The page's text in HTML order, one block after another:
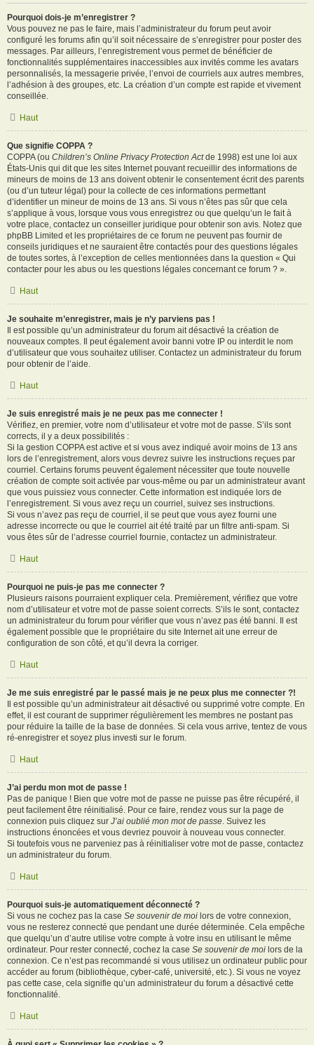
Pourquoi dois-je m’enregistrer ?
Vous pouvez ne pas le faire, mais l’administrateur du forum peut avoir
configuré les forums afin qu’il soit nécessaire de s’enregistrer pour poster des
messages. Par ailleurs, l’enregistrement vous permet de bénéficier de
fonctionnalités supplémentaires inaccessibles aux invités comme les avatars
personnalisés, la messagerie privée, l’envoi de courriels aux autres membres,
l’adhésion à des groupes, etc. La création d’un compte est rapide et vivement
conseillée.
Haut
Que signifie COPPA ?
COPPA (ou Children’s Online Privacy Protection Actde 1998) est une loi aux
États-Unis qui dit que les sites Internet pouvant recueillir des informations de
mineurs de moins de 13 ans doivent obtenir le consentement écrit des parents
(ou d’un tuteur légal) pour la collecte de ces informations permettant
d’identifier un mineur de moins de 13 ans. Si vous n’êtes pas sûr que cela
s’applique à vous, lorsque vous vous enregistrez ou que quelqu’un le fait à
votre place, contactez un conseiller juridique pour obtenir son avis. Notez que
phpBB Limited et les propriétaires de ce forum ne peuvent pas fournir de
conseils juridiques et ne sauraient être contactés pour des questions légales
de toutes sortes, à l’exception de celles mentionnées dans la question « Qui
contacter pour les abus ou les questions légales concernant ce forum ? ».
Haut
Je souhaite m’enregistrer, mais je n’y parviens pas !
Il est possible qu’un administrateur du forum ait désactivé la création de
nouveaux comptes. Il peut également avoir banni votre IP ou interdit le nom
d’utilisateur que vous souhaitez utiliser. Contactez un administrateur du forum
pour obtenir de l’aide.
Haut
Je suis enregistré mais je ne peux pas me connecter !
Vérifiez, en premier, votre nom d’utilisateur et votre mot de passe. S’ils sont
corrects, il y a deux possibilités :
Si la gestion COPPA est active et si vous avez indiqué avoir moins de 13 ans
lors de l’enregistrement, alors vous devrez suivre les instructions reçues par
courriel. Certains forums peuvent également nécessiter que toute nouvelle
création de compte soit activée par vous-même ou par un administrateur avant
que vous puissiez vous connecter. Cette information est indiquée lors de
l’enregistrement. Si vous avez reçu un courriel, suivez ses instructions.
Si vous n’avez pas reçu de courriel, il se peut que vous ayez fourni une
adresse incorrecte ou que le courriel ait été traité par un filtre anti-spam. Si
vous êtes sûr de l’adresse courriel fournie, contactez un administrateur.
Haut
Pourquoi ne puis-je pas me connecter ?
Plusieurs raisons pourraient expliquer cela. Premièrement, vérifiez que votre
nom d’utilisateur et votre mot de passe soient corrects. S’ils le sont, contactez
un administrateur du forum pour vérifier que vous n’avez pas été banni. Il est
également possible que le propriétaire du site Internet ait une erreur de
configuration de son côté, et qu’il devra la corriger.
Haut
Je me suis enregistré par le passé mais je ne peux plus me connecter ?!
Il est possible qu’un administrateur ait désactivé ou supprimé votre compte. En
effet, il est courant de supprimer régulièrement les membres ne postant pas
pour réduire la taille de la base de données. Si cela vous arrive, tentez de vous
ré-enregistrer et soyez plus investi sur le forum.
Haut
J’ai perdu mon mot de passe !
Pas de panique ! Bien que votre mot de passe ne puisse pas être récupéré, il
peut facilement être réinitialisé. Pour ce faire, rendez vous sur la page de
connexion puis cliquez sur J’ai oublié mon mot de passe. Suivez les
instructions énoncées et vous devriez pouvoir à nouveau vous connecter.
Si toutefois vous ne parveniez pas à réinitialiser votre mot de passe, contactez
un administrateur du forum.
Haut
Pourquoi suis-je automatiquement déconnecté ?
Si vous ne cochez pas la case Se souvenir de moi lors de votre connexion,
vous ne resterez connecté que pendant une durée déterminée. Cela empêche
que quelqu’un d’autre utilise votre compte à votre insu en utilisant le même
ordinateur. Pour rester connecté, cochez la case Se souvenir de moi lors de la
connexion. Ce n’est pas recommandé si vous utilisez un ordinateur public pour
accéder au forum (bibliothèque, cyber-café, université, etc.). Si vous ne voyez
pas cette case, cela signifie qu’un administrateur du forum a désactivé cette
fonctionnalité.
Haut